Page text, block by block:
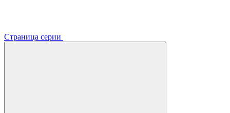
Страница серии